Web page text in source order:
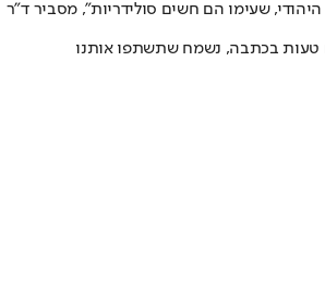
שעימו הם חשים סולידריות", מסביר ד"ר
טעות בכתבה, נשמח שתשתפו אותנו